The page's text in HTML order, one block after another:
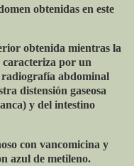
obtenidas en este
obtenida mientras la
caracteriza por un
abdominal
distensión gaseosa
y del intestino
con vancomicina y
azul de metileno.